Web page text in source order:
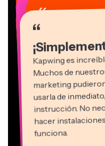
“
Kapwing es
Muchos de
marketing
usarla de
instrucción. No
hacer
funciona.
“
“
“
“
Martin James
Editor de video
“
“
“